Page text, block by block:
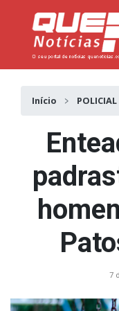
Início POLICIAL
7